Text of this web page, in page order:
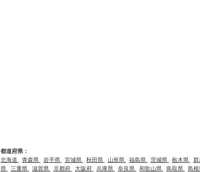
都道府県：
北海道
青森県 岩手県 宮城県 秋田県 山形県 福島県 茨城県 栃木県 群
県
三重県 滋賀県 京都府 大阪府 兵庫県 奈良県 和歌山県 鳥取県 島根